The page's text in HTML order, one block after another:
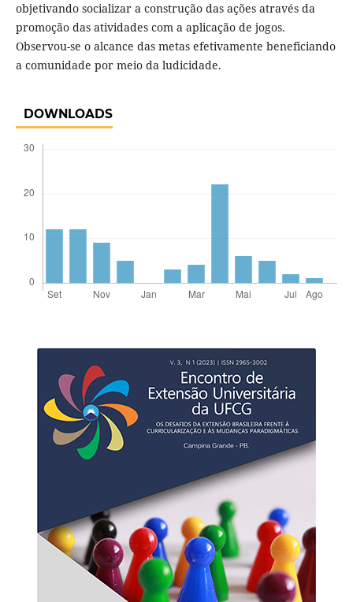
objetivando socializar a construção das ações através da
promoção das atividades com a aplicação de jogos.
Observou-se o alcance das metas efetivamente beneficiando
a comunidade por meio da ludicidade.
DOWNLOADS